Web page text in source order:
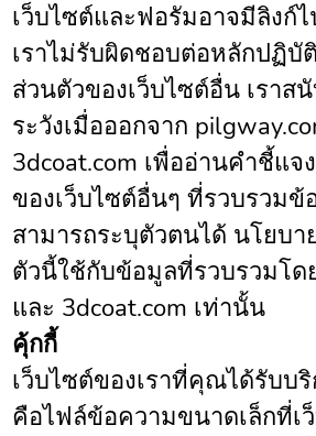
เว็บไซต์และฟอรัมอาจมีลิงก์
เราไม่รับผิดชอบต่อหลักปฏิบั
ส่วนตัวของเว็บไซต์อื่น เราส
ระวังเมื่อออกจาก
3dcoat.com เพื่ออ่านคำชี้แ
ของเว็บไซต์อื่นๆ ที่รวบรวม
สามารถระบุตัวตนได้ นโยบ
ตัวนี้ใช้กับข้อมูลที่รวบรวมโด
และ 3dcoat.com เท่านั้น
คุ้กกี้
เว็บไซต์ของเราที่คุณได้รับบ
คือไฟล์ข้อความขนาดเล็กที่เ